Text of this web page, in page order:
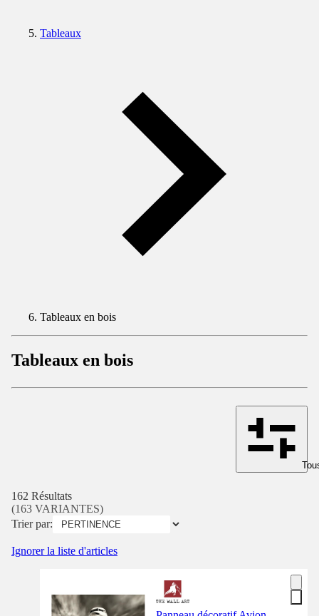
Tableaux
Tableaux en bois
Tableaux en bois
162 Résultats
(163 VARIANTES)
Trier par:
Ignorer la liste d'articles